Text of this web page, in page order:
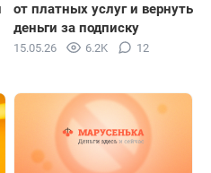
от платных услуг и вернуть
деньги за подписку
15.05.26 6.2K 12